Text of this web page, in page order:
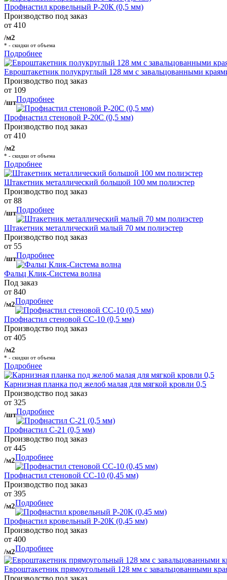
Профнастил кровельный Р-20К (0,5 мм)
Производство под заказ
от 410
/м2
* - скидки от объема
Подробнее
Евроштакетник полукруглый 128 мм с завальцованными
Производство под заказ
от 109
/штПодробнее
Профнастил стеновой Р-20С (0,5 мм)
Производство под заказ
от 410
/м2
* - скидки от объема
Подробнее
Штакетник металлический большой 100 мм полиэстер
Производство под заказ
от 88
/штПодробнее
Штакетник металлический малый 70 мм полиэстер
Производство под заказ
от 55
/штПодробнее
Фальц Клик-Система волна
Под заказ
от 840
/м2Подробнее
Профнастил стеновой СС-10 (0,5 мм)
Производство под заказ
от 405
/м2
* - скидки от объема
Подробнее
Карнизная планка под желоб малая для мягкой кровли 0,5
Производство под заказ
от 325
/штПодробнее
Профнастил С-21 (0,5 мм)
Производство под заказ
от 445
/м2Подробнее
Профнастил стеновой СС-10 (0,45 мм)
Производство под заказ
от 395
/м2Подробнее
Профнастил кровельный Р-20К (0,45 мм)
Производство под заказ
от 400
/м2Подробнее
Евроштакетник прямоугольный 128 мм с завальцованными
Производство под заказ